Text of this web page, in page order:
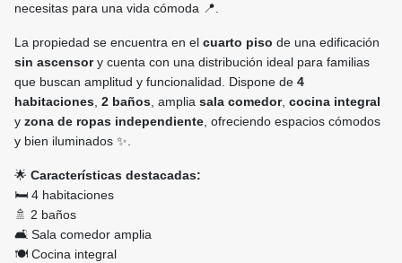
necesitas para una vida cómoda 📍.
La propiedad se encuentra en el cuarto piso de una edificación
sin ascensory cuenta con una distribución ideal para familias
que buscan amplitud y funcionalidad. Dispone de 4
habitaciones 2 baños , amplia sala comedor, cocina integral
y zona de ropas independiente , ofreciendo espacios cómodos
y bien iluminados ✨.
🌟 Características destacadas:
🛏️ 4 habitaciones
🚿 2 baños
🛋️ Sala comedor amplia
🍽️ Cocina integral